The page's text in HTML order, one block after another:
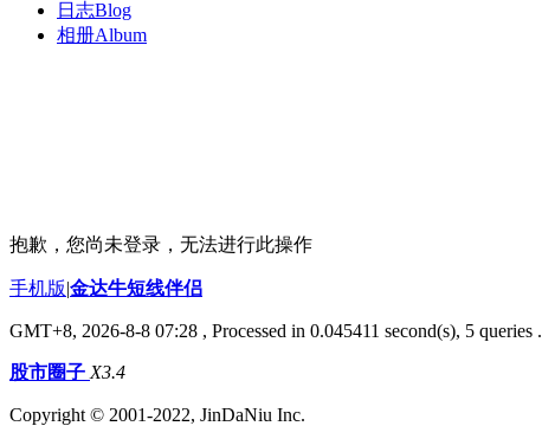
日志Blog
相册Album
抱歉，您尚未登录，无法进行此操作
手机版|金达牛短线伴侣
GMT+8, 2026-8-8 07:28 , Processed in 0.045411 second(s), 5 queries .
股市圈子 X3.4
Copyright © 2001-2022, JinDaNiu Inc.